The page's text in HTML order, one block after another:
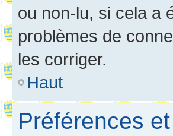
ou non-lu, si cela a
problèmes de
les corriger.
Haut
Préférences